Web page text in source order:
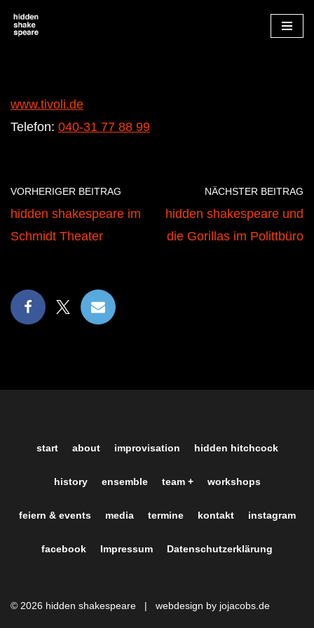
Zum
www.tivoli.de
Telefon: 040-31 77 88 99
VORHERIGER BEITRAG
hidden shakespeare im
Schmidt Theater
NÄCHSTER BEITRAG
hidden shakespeare und
die Gorillas im Polittbüro
start about improvisation hidden hitchcock
history ensemble team + workshops
feiern & events media termine kontakt instagram
facebook Impressum Datenschutzerklärung
© 2026 hidden shakespeare | webdesign by jojacobs.de